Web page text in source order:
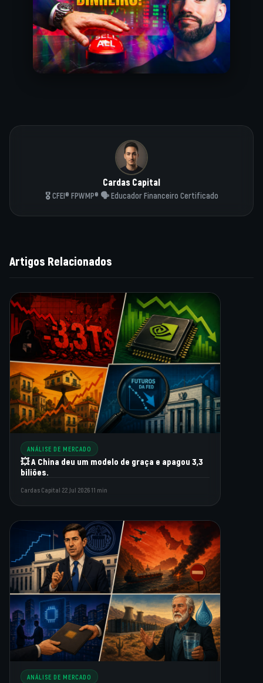
Cardas Capital
🎖️ CFEI® FPWMP® 🗣️ Educador Financeiro Certificado
Artigos Relacionados
ANÁLISE DE MERCADO
💥 A China deu um modelo de graça e apagou 3,3
biliões.
Cardas Capital 22 Jul 202611 min
ANÁLISE DE MERCADO